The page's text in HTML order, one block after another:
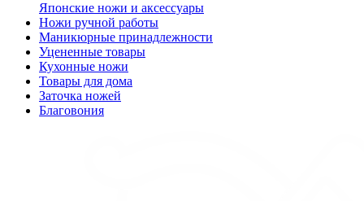
Японские ножи и аксессуары
Ножи ручной работы
Маникюрные принадлежности
Уцененные товары
Кухонные ножи
Товары для дома
Заточка ножей
Благовония